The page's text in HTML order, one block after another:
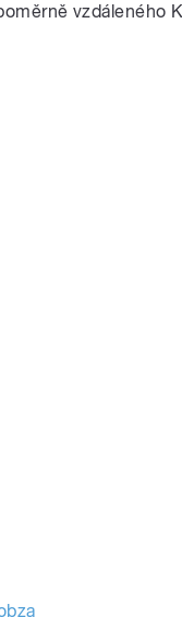
vzdáleného